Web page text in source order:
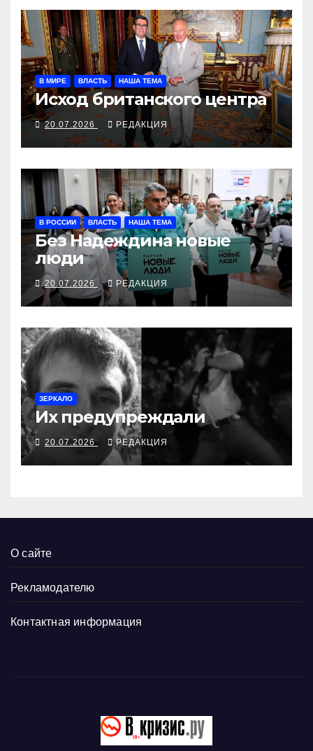
В МИРЕ ВЛАСТЬ НАША ТЕМА
Исход британского центра
20.07.2026 РЕДАКЦИЯ
В РОССИИ ВЛАСТЬ НАША ТЕМА
Без Надеждина новые
люди
20.07.2026 РЕДАКЦИЯ
ЗЕРКАЛО
Их предупреждали
20.07.2026 РЕДАКЦИЯ
О сайте
Рекламодателю
Контактная информация